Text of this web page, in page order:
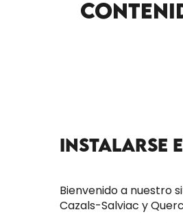
INSTALARSE
Bienvenido a nuestro
Cazals-Salviac y